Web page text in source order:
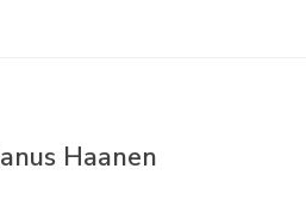
Haanen